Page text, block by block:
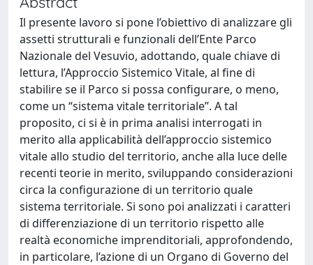
Il presente lavoro si pone l’obiettivo di analizzare gli
assetti strutturali e funzionali dell’Ente Parco
Nazionale del Vesuvio, adottando, quale chiave di
lettura, l’Approccio Sistemico Vitale, al fine di
stabilire se il Parco si possa configurare, o meno,
come un “sistema vitale territoriale”. A tal
proposito, ci si è in prima analisi interrogati in
merito alla applicabilità dell’approccio sistemico
vitale allo studio del territorio, anche alla luce delle
recenti teorie in merito, sviluppando considerazioni
circa la configurazione di un territorio quale
sistema territoriale. Si sono poi analizzati i caratteri
di differenziazione di un territorio rispetto alle
realtà economiche imprenditoriali, approfondendo,
in particolare, l’azione di un Organo di Governo del